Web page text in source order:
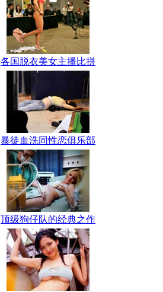
各国脱衣美女主播比拼
暴徒血洗同性恋俱乐部
顶级狗仔队的经典之作